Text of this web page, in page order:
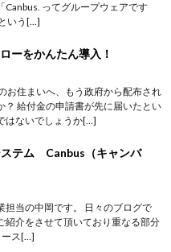
Canbus. ってグループウェアです
いう[…]
ーをかんたん導入！
お住まいへ、もう政府から配布され
？ 給付金の申請書が先に届いたとい
はないでしょうか[…]
ステム Canbus（キャンバ
担当の中岡です。 日々のブログで
紹介をさせて頂いており重なる部分
ース[…]